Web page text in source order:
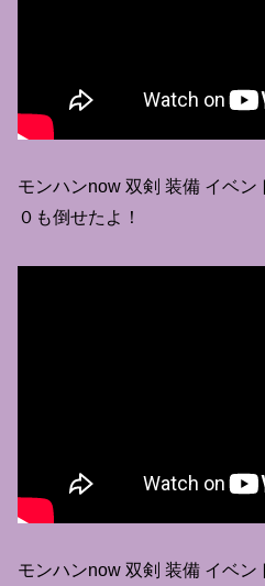
モンハンnow 双剣 装備 イベン
０も倒せたよ！
モンハンnow 双剣 装備 イベン